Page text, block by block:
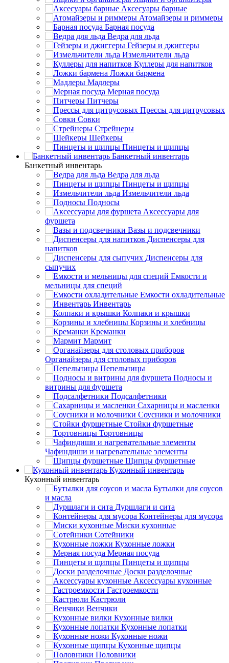
Аксесуары барные
Атомайзеры и риммеры
Барная посуда
Ведра для льда
Гейзеры и джиггеры
Измельчители льда
Куллеры для напитков
Ложки бармена
Мадлеры
Мерная посуда
Питчеры
Прессы для цитрусовых
Совки
Стрейнеры
Шейкеры
Пинцеты и щипцы
Банкетный инвентарь
Банкетный инвентарь
Ведра для льда
Пинцеты и щипцы
Измельчители льда
Подносы
Аксессуары для
фуршета
Вазы и подсвечники
Диспенсеры для
напитков
Диспенсеры для
сыпучих
Емкости и
мельницы для специй
Емкости охладительные
Инвентарь
Колпаки и крышки
Корзины и хлебницы
Креманки
Мармит
Органайзеры для столовых приборов
Пепельницы
Подносы и
витрины для фуршета
Подсалфетники
Сахарницы и масленки
Соусники и молочники
Стойки фуршетные
Тортовницы
Чафиндиши и нагревательные элементы
Щипцы фуршетные
Кухонный инвентарь
Кухонный инвентарь
Бутылки для соусов
и масла
Дуршлаги и сита
Контейнеры для мусора
Миски кухонные
Сотейники
Кухонные ложки
Мерная посуда
Пинцеты и щипцы
Доски разделочные
Аксессуары кухонные
Гастроемкости
Кастрюли
Венчики
Кухонные вилки
Кухонные лопатки
Кухонные ножи
Кухонные щипцы
Половники